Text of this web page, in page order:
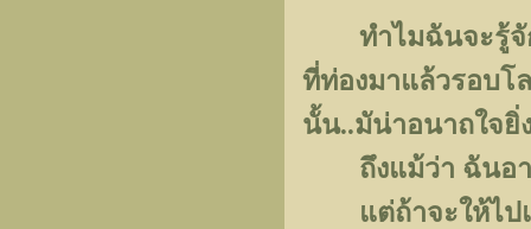
ทำไมฉันจะรู้จัก
ที่ท่องมาแล้วรอบโ
นั้น..มัน่าอนาถใจยิ่
ถึงแม้ว่า ฉันอาจ
แต่ถ้าจะให้ไปแ